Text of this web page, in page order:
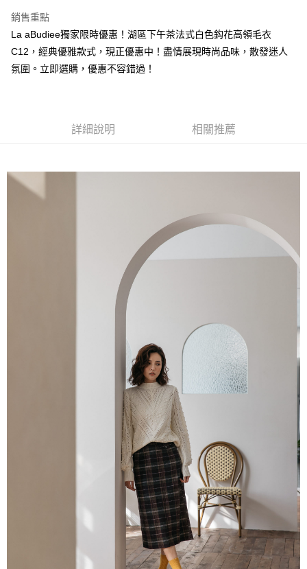
運送方式
付款後全家純取貨
每筆NT$100，滿NT$1,000(含以上)免運費
宅配貨到付款
銷售重點
La aBudiee獨家限時優惠！湖區下午茶法式白色鈎花高領毛衣
C12，經典優雅款式，現正優惠中！盡情展現時尚品味，散發迷人
氛圍。立即選購，優惠不容錯過！
詳細說明 相關推薦